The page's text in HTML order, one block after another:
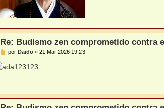
Re: Budismo zen comprometido contra
M
n
por Daido »21 Mar 2026 19:23